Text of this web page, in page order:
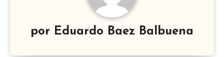
por Eduardo Baez Balbuena